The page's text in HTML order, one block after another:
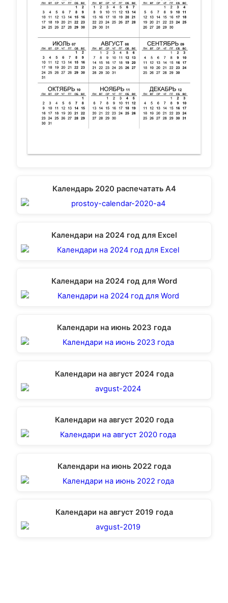
Календарь 2020 распечатать А4
Календари на 2024 год для Excel
Календари на 2024 год для Word
Календари на июнь 2023 года
Календари на август 2024 года
Календари на август 2020 года
Календари на июнь 2022 года
Календари на август 2019 года